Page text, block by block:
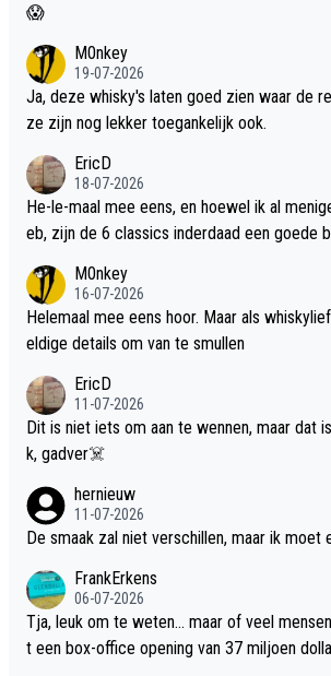
😱
M0nkey
19-07-2026
Ja, deze whisky's laten goed zien waar de
ze zijn nog lekker toegankelijk ook.
EricD
18-07-2026
He-le-maal mee eens, en hoewel ik al
eb, zijn de 6 classics inderdaad een goede
M0nkey
16-07-2026
Helemaal mee eens hoor. Maar als
eldige details om van te smullen
EricD
11-07-2026
Dit is niet iets om aan te wennen, maar dat
k, gadver☠️
hernieuw
11-07-2026
De smaak zal niet verschillen, maar ik moet
FrankErkens
06-07-2026
Tja, leuk om te weten... maar of veel
t een box-office opening van 37 miljoen